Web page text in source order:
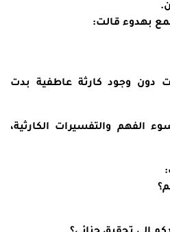
بهدوء قالت:
دون وجود كارثة عاطفية بدت
الفهم والتفسيرات الكارثية،